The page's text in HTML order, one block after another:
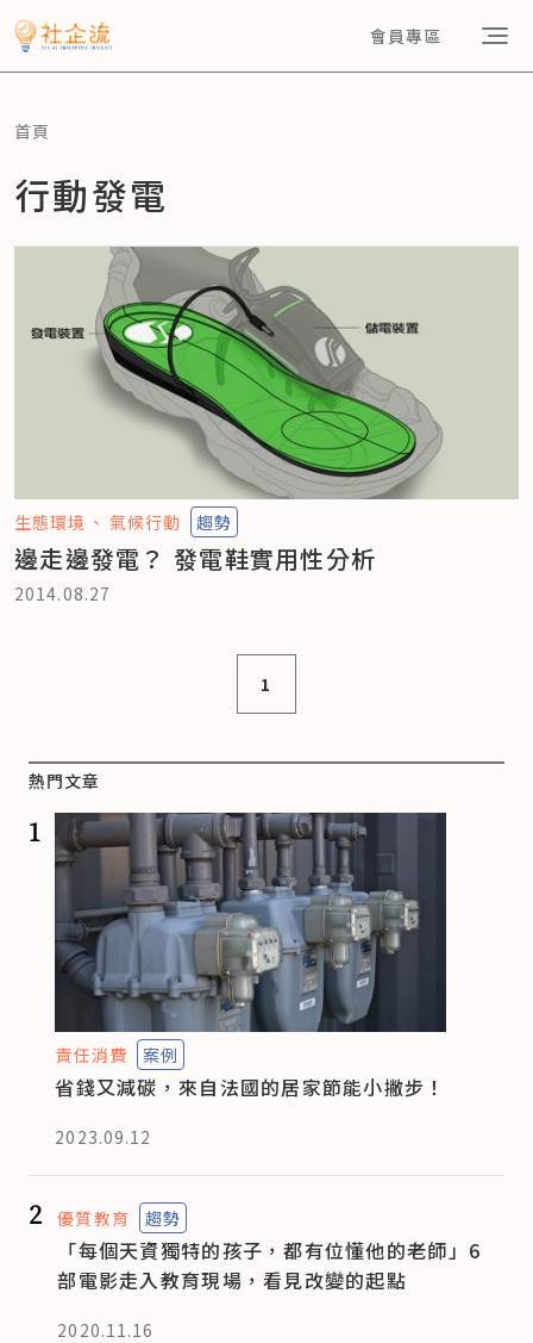
會員專區
首頁
行動發電
生態環境 氣候行動 趨勢
邊走邊發電？ 發電鞋實用性分析
2014.08.27
1
熱門文章
1
責任消費 案例
省錢又減碳，來自法國的居家節能小撇步！
2023.09.12
2 優質教育 趨勢
「每個天資獨特的孩子，都有位懂他的老師」6
部電影走入教育現場，看見改變的起點
2020.11.16